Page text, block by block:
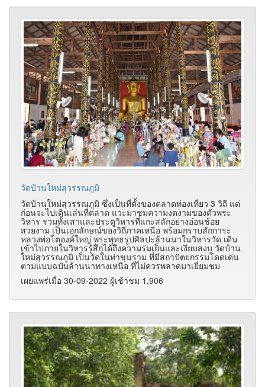
วัดบ้านใหม่สุวรรณภูมิ
วัดบ้านใหม่สุวรรณภูมิ ซึ่งเป็นที่ตั้งของตลาดท่องเที่ยว 3 วิถี แต่
ก่อนจะไปเดินเล่นที่ตลาด แวะมาชมความงดงามของตัวพระ
วิหาร รวมทั้งเสาและประตูวิหารที่แกะสลักอย่างอ่อนช้อย
สวยงาม เป็นเอกลักษณ์ของวิถีภาคเหนือ พร้อมกราบสักการะ
หลวงพ่อโตองค์ใหญ่ พระพุทธรูปศิลปะล้านนาในวิหารวัด เดิน
เข้าไปภายในวิหารรู้สึกได้ถึงความร่มเย็นและเงียบสงบ วัดบ้าน
ใหม่สุวรรณภูมิ เป็นวัดในท่าขุนราม ที่มีสถาปัตยกรรมโดดเด่น
ตามแบบฉบับล้านนาทางเหนือ ที่ไม่ควรพลาดมาเยี่ยมชม
เผยแพร่เมื่อ 30-09-2022 ผู้เช้าชม 1,906